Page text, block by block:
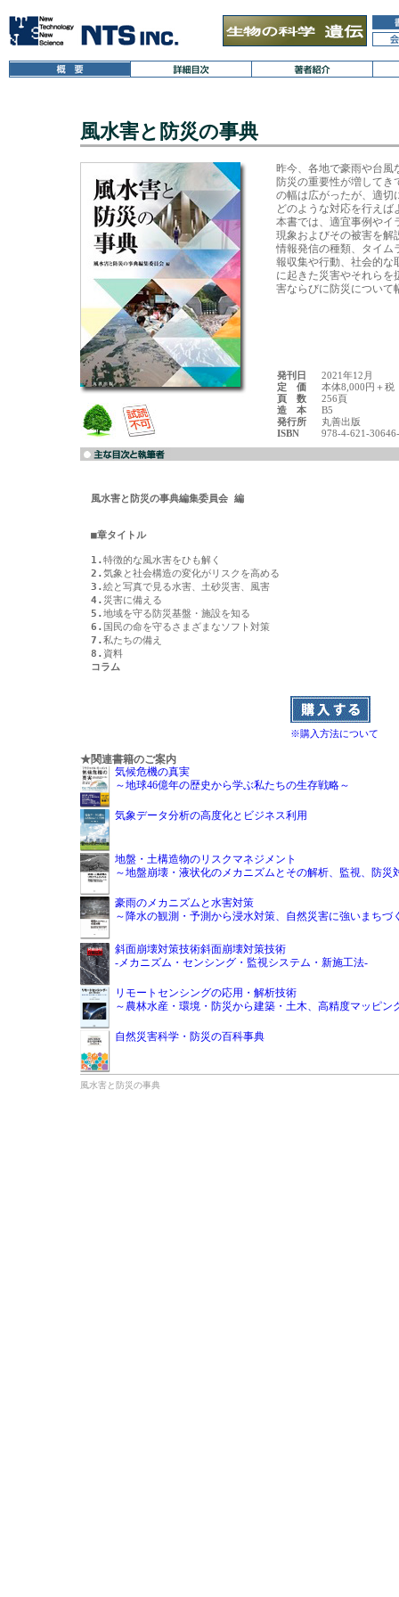
風水害と防災の事典
昨今、各地で豪雨や台風
防災の重要性が増してき
の幅は広がったが、適切
どのような対応を行えば
本書では、適宜事例やイ
現象およびその被害を解
情報発信の種類、タイム
報収集や行動、社会的な
に起きた災害やそれらを
害ならびに防災について
発刊日
2021年12月
定 価
本体8,000円＋税
頁 数
256頁
造 本
B5
発行所
丸善出版
ISBN
978-4-621-
風水害と防災の事典編集委員会 編
■章タイトル
1.
2.
3.
4.
5.
6.
7.
8.
コラム
※購入方法について
★関連書籍のご案内
気候危機の真実
～地球46億年の歴史から学ぶ私たちの生存戦略～
気象データ分析の高度化とビジネス利用
地盤・土構造物のリスクマネジメント
～地盤崩壊・液状化のメカニズムとその解析、監視、防災
豪雨のメカニズムと水害対策
～降水の観測・予測から浸水対策、自然災害に強いまちづ
斜面崩壊対策技術斜面崩壊対策技術
-メカニズム・センシング・監視システム・新施工法-
リモートセンシングの応用・解析技術
～農林水産・環境・防災から建築・土木、高精度マッピン
自然災害科学・防災の百科事典
風水害と防災の事典